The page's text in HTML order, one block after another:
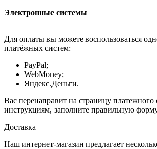
Электронные системы
Для оплаты вы можете воспользоваться
платёжных систем:
PayPal;
WebMoney;
Яндекс.Деньги.
Вас перенаправит на страницу платежного
инструкциям, заполните правильную
Доставка
Наш интернет-магазин предлагает